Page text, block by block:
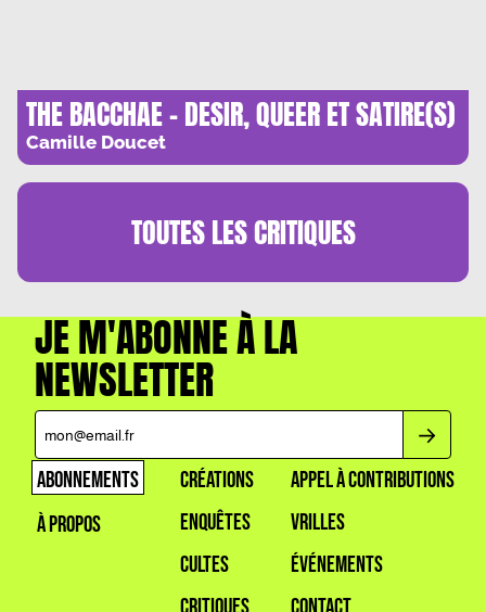
THE BACCHAE – DESIR, QUEER ET SATIRE(S)
Camille Doucet
TOUTES LESCRITIQUES
JE M'ABONNE À LA
NEWSLETTER
ABONNEMENTS
À PROPOS
CRÉATIONS
ENQUÊTES
CULTES
APPEL À CONTRIBUTIONS
VRILLES
ÉVÉNEMENTS